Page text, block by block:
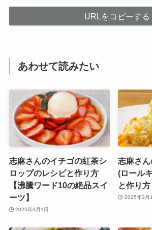
URLをコピーする
あわせて読みたい
志麻さんのイチゴの紅茶シ
ロップのレシピと作り方
【沸騰ワード10の絶品スイ
ーツ】
2025年3月1日
志麻さ
(ロール
と作り方
2025年3月